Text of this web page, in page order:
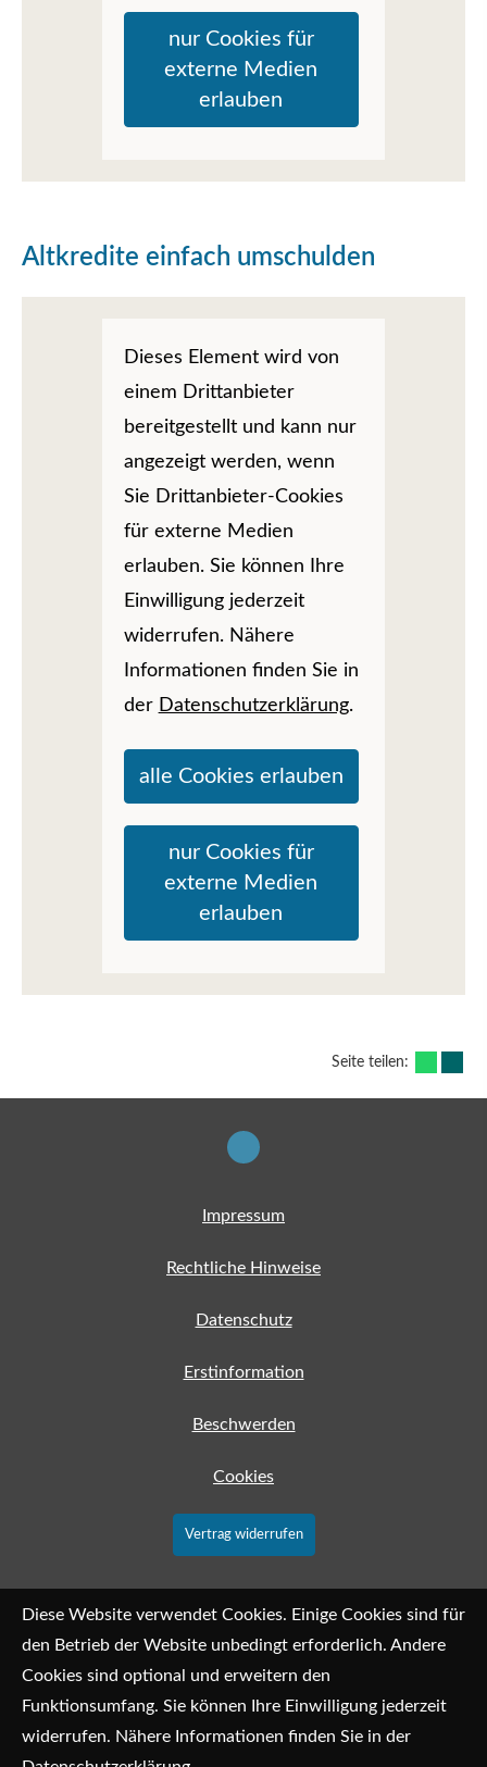
nur Cookies für
externe Medien
erlauben
Altkredite einfach umschulden
Dieses Element wird von
einem Drittanbieter
bereitgestellt und kann nur
angezeigt werden, wenn
Sie Drittanbieter-Cookies
für externe Medien
erlauben. Sie können Ihre
Einwilligung jederzeit
widerrufen. Nähere
Informationen finden Sie in
der Datenschutzerklärung.
alle Cookies erlauben
nur Cookies für
externe Medien
erlauben
Seite teilen:
Impressum
Rechtliche Hinweise
Datenschutz
Erstinformation
Beschwerden
Cookies
Vertrag widerrufen
Diese Website verwendet Cookies. Einige Cookies sind für
den Betrieb der Website unbedingt erforderlich. Andere
Cookies sind optional und erweitern den
Funktionsumfang. Sie können Ihre Einwilligung jederzeit
widerrufen. Nähere Informationen finden Sie in der